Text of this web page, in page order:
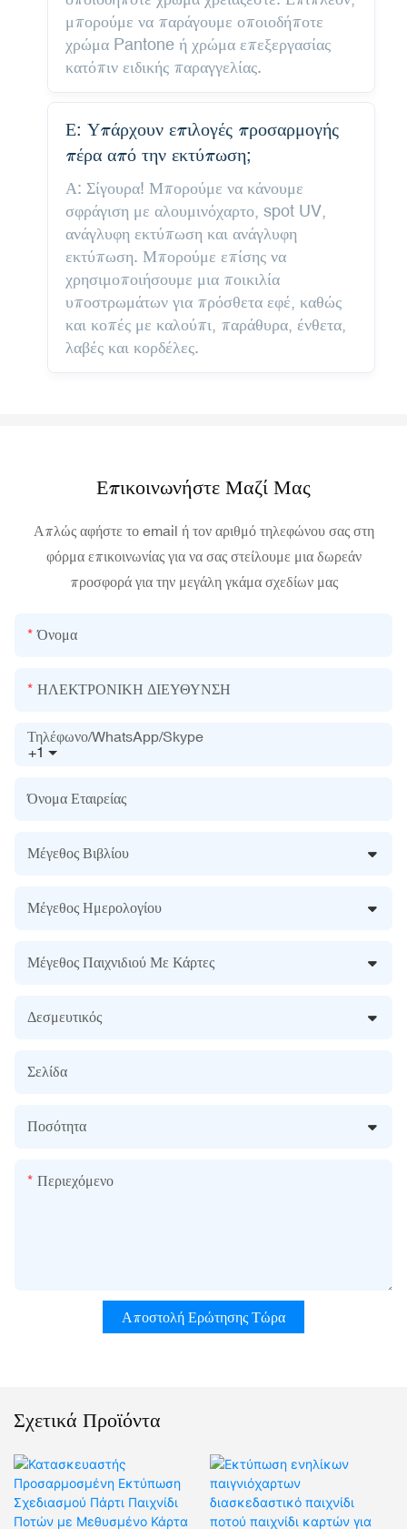
μπορούμε να παράγουμε οποιοδήποτε
χρώμα Pantone ή χρώμα επεξεργασίας
κατόπιν ειδικής παραγγελίας.
Ε: Υπάρχουν επιλογές προσαρμογής
πέρα ​​από την εκτύπωση;
Α: Σίγουρα! Μπορούμε να κάνουμε
σφράγιση με αλουμινόχαρτο, spot UV,
ανάγλυφη εκτύπωση και ανάγλυφη
εκτύπωση. Μπορούμε επίσης να
χρησιμοποιήσουμε μια ποικιλία
υποστρωμάτων για πρόσθετα εφέ, καθώς
και κοπές με καλούπι, παράθυρα, ένθετα,
λαβές και κορδέλες.
Επικοινωνήστε Μαζί Μας
Απλώς αφήστε το email ή τον αριθμό τηλεφώνου σας στη
φόρμα επικοινωνίας για να σας στείλουμε μια δωρεάν
προσφορά για την μεγάλη γκάμα σχεδίων μας
Όνομα
ΗΛΕΚΤΡΟΝΙΚΗ ΔΙΕΥΘΥΝΣΗ
+1
Τηλέφωνο/WhatsApp/Skype
Όνομα Εταιρείας
Μέγεθος Βιβλίου
Μέγεθος Ημερολογίου
Μέγεθος Παιχνιδιού Με Κάρτες
Δεσμευτικός
Σελίδα
Ποσότητα
Περιεχόμενο
Αποστολή Ερώτησης Τώρα
Σχετικά Προϊόντα